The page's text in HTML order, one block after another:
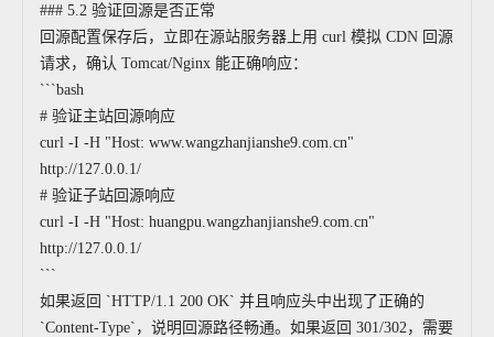
### 5.2 验证回源是否正常
回源配置保存后，立即在源站服务器上用 curl 模拟 CDN 回源
请求，确认 Tomcat/Nginx 能正确响应：
```bash
# 验证主站回源响应
curl -I -H "Host: www.wangzhanjianshe9.com.cn"
http://127.0.0.1/
# 验证子站回源响应
curl -I -H "Host: huangpu.wangzhanjianshe9.com.cn"
http://127.0.0.1/
```
如果返回 `HTTP/1.1 200 OK` 并且响应头中出现了正确的
`Content-Type`，说明回源路径畅通。如果返回 301/302，需要